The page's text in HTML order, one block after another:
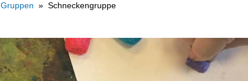
Gruppen Schneckengruppe